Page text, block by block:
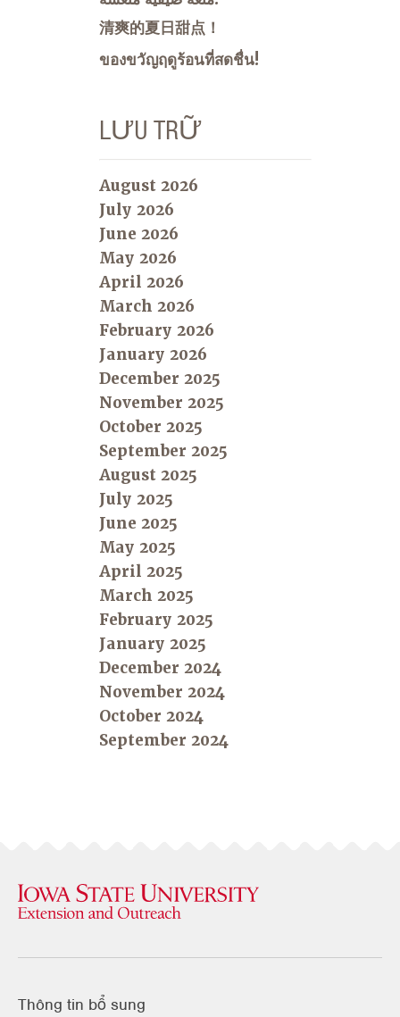
清爽的夏日甜点！
ของขวัญฤดูร้อนที่สดชื่น!
LƯU TRỮ
August 2026
July 2026
June 2026
May 2026
April 2026
March 2026
February 2026
January 2026
December 2025
November 2025
October 2025
September 2025
August 2025
July 2025
June 2025
May 2025
April 2025
March 2025
February 2025
January 2025
December 2024
November 2024
October 2024
September 2024
Thông tin bổ sung